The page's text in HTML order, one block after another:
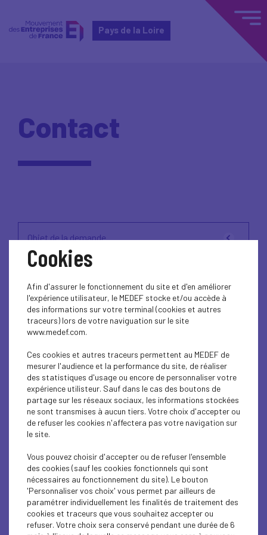
Pays de la Loire
Contact
Objet de la demande
Cookies
Afin d'assurer le fonctionnement du site et d'en améliorer
l'expérience utilisateur, le MEDEF stocke et/ou accède à
des informations sur votre terminal (cookies et autres
traceurs) lors de votre naviguation sur le site
www.medef.com.
Ces cookies et autres traceurs permettent au MEDEF de
mesurer l'audience et la performance du site, de réaliser
des statistiques d'usage ou encore de personnaliser votre
expérience utilisteur. Sauf dans le cas des boutons de
partage sur les réseaux sociaux, les informations stockées
ne sont transmises à aucun tiers. Votre choix d'accepter ou
de refuser les cookies n'affectera pas votre navigation sur
le site.
Vous pouvez choisir d'accepter ou de refuser l'ensemble
des cookies (sauf les cookies fonctionnels qui sont
nécessaires au fonctionnement du site). Le bouton
'Personnaliser vos choix' vous permet par ailleurs de
paramétrer individuellement les finalités de traitement des
cookies et traceurs que vous souhaitez accepter ou
refuser. Votre choix sera conservé pendant une durée de 6